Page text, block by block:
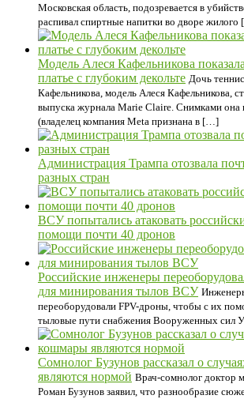
Московская область, подозревается в
распивал спиртные напитки во дворе
Модель Алеся Кафельникова
платье с глубоким декольте Дочь
Кафельникова, модель Алеся Кафельникова,
выпуска журнала Marie Claire. Снимками она
(владелец компания Meta признана в […]
Администрация Трампа отозвала
разных стран
ВСУ попытались атаковать
помощи почти 40 дронов
Российские инженеры
для минирования тылов ВСУ
переоборудовали FPV-дроны, чтобы с их
тыловые пути снабжения Вооруженных сил
Сомнолог Бузунов рассказал о
являются нормой Врач-сомнолог доктор
Роман Бузунов заявил, что разнообразие